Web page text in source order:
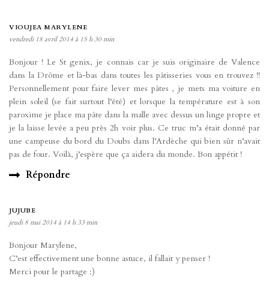
VIOUJEA MARYLENE
vendredi 18 avril 2014 à 15 h 30 min
Bonjour ! Le St genix, je connais car je suis originaire de Valence
dans la Drôme et là-bas dans toutes les pâtisseries vous en trouvez !!
Personnellement pour faire lever mes pâtes , je mets ma voiture en
plein soleil (se fait surtout l’été) et lorsque la température est à son
paroxime je place ma pâte dans la malle avec dessus un linge propre et
je la laisse levée a peu près 2h voir plus. Ce truc m’a était donné par
une campeuse du bord du Doubs dans l’Ardèche qui bien sûr n’avait
pas de four. Voilà, j’espère que ça aidera du monde. Bon appétit !
Répondre
JUJUBE
jeudi 8 mai 2014 à 14 h 33 min
Bonjour Marylene,
C’est effectivement une bonne astuce, il fallait y penser !
Merci pour le partage :)